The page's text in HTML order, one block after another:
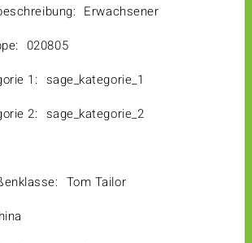
Erwachsener
020805
1: sage_kategorie_1
2: sage_kategorie_2
Tom Tailor